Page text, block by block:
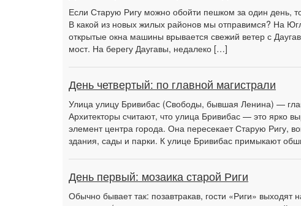
Если Старую Ригу можно обойти пешком за один день,
В какой из новых жилых районов мы отправимся? На
открытые окна машины врывается свежий ветер с
мост. На берегу Даугавы, недалеко […]
День четвертый: по главной магистрали
Улица улицу Бривибас (Свободы, бывшая Ленина) —
Архитекторы считают, что улица Бривибас — это ярко
элемент центра города. Она пересекает Старую Ригу,
здания, сады и парки. К улице Бривибас примыкают
День первый: мозаика старой Риги
Обычно бывает так: позавтракав, гости «Риги»